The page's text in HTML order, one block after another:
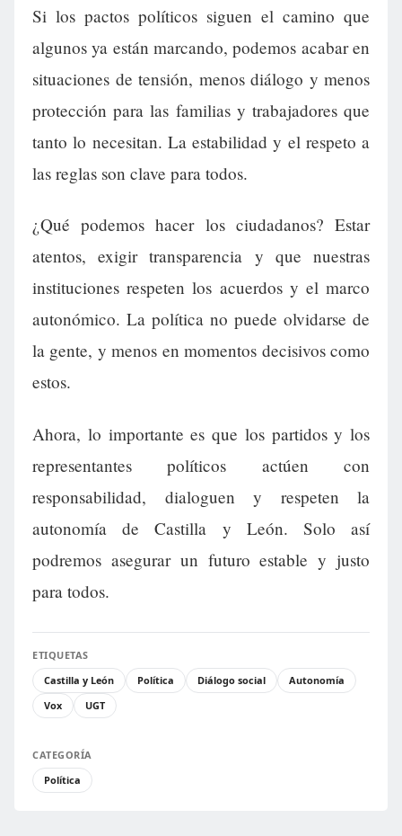
Si los pactos políticos siguen el camino que
algunos ya están marcando, podemos acabar en
situaciones de tensión, menos diálogo y menos
protección para las familias y trabajadores que
tanto lo necesitan. La estabilidad y el respeto a
las reglas son clave para todos.
¿Qué podemos hacer los ciudadanos? Estar
atentos, exigir transparencia y que nuestras
instituciones respeten los acuerdos y el marco
autonómico. La política no puede olvidarse de
la gente, y menos en momentos decisivos como
estos.
Ahora, lo importante es que los partidos y los
representantes políticos actúen con
responsabilidad, dialoguen y respeten la
autonomía de Castilla y León. Solo así
podremos asegurar un futuro estable y justo
para todos.
ETIQUETAS
Castilla y León
Política Diálogo social
Autonomía
Vox
UGT
CATEGORÍA
Política